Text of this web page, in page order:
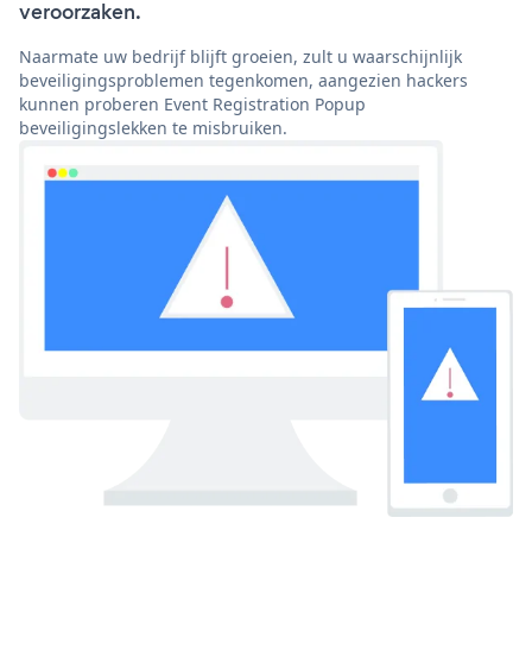
veroorzaken.
Naarmate uw bedrijf blijft groeien, zult u waarschijnlijk
beveiligingsproblemen tegenkomen, aangezien hackers
kunnen proberen Event Registration Popup
beveiligingslekken te misbruiken.